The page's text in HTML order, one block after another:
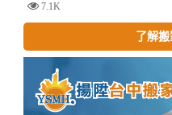
7.1K
了解